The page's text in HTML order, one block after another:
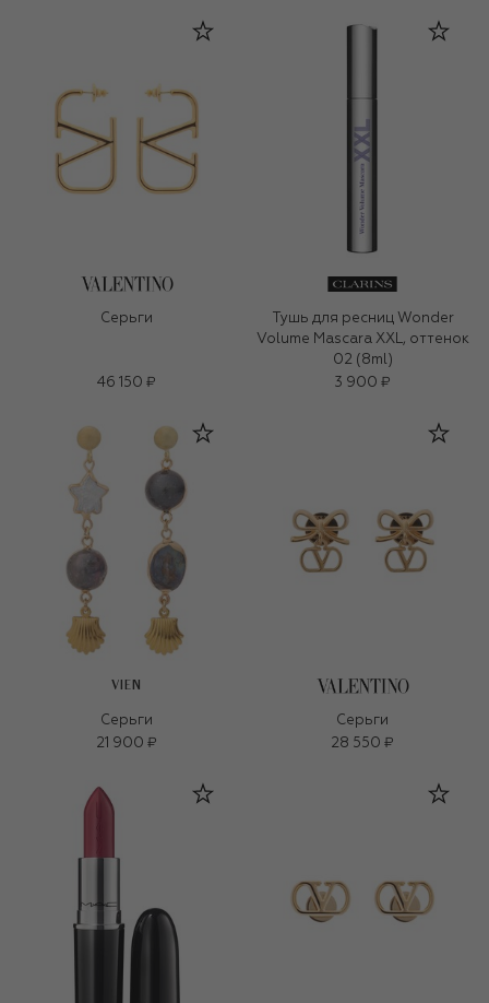
Серьги
46 150 ₽
Тушь для ресниц Wonder
Volume Mascara XXL, оттенок
02 (8ml)
3 900 ₽
VIEN
Серьги
21 900 ₽
Серьги
28 550 ₽